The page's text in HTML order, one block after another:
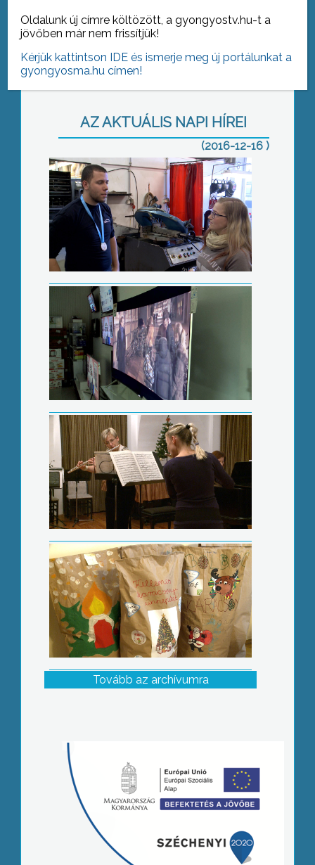
önkormányzat következő öt évre szóló
ifjúsági koncepcióját.
AZ AKTUÁLIS NAPI HÍREI
(2016-12-16 )
Bronzérmet szerzett
A legnépszerűbb ajándékok
Muzsikáló tanárok
Rászorulóknak gyűjtöttek
Tovább az archívumra
Oldalunk új címre költözött, a gyongyostv.hu-t a
jövőben már nem frissítjük!
Kérjük kattintson IDE és ismerje meg új portálunkat a
gyongyosma.hu címen!